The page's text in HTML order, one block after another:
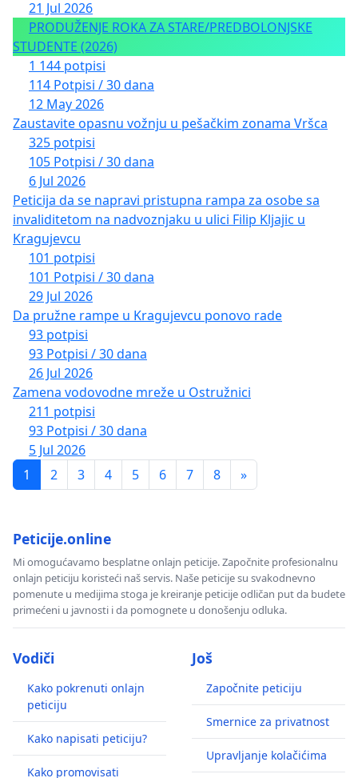
21 Jul 2026
PRODUŽENJE ROKA ZA STARE/PREDBOLONJSKE
STUDENTE (2026)
1 144 potpisi
114 Potpisi / 30 dana
12 May 2026
Zaustavite opasnu vožnju u pešačkim zonama Vršca
325 potpisi
105 Potpisi / 30 dana
6 Jul 2026
Peticija da se napravi pristupna rampa za osobe sa
invaliditetom na nadvoznjaku u ulici Filip Kljajic u
Kragujevcu
101 potpisi
101 Potpisi / 30 dana
29 Jul 2026
Da pružne rampe u Kragujevcu ponovo rade
93 potpisi
93 Potpisi / 30 dana
26 Jul 2026
Zamena vodovodne mreže u Ostružnici
211 potpisi
93 Potpisi / 30 dana
5 Jul 2026
1
2 3 4 5 6 7 8 »
Peticije.online
Mi omogućavamo besplatne onlajn peticije. Započnite profesionalnu
onlajn peticiju koristeći naš servis. Naše peticije su svakodnevno
pomenute u medijima stoga je kreiranje peticije odličan put da budete
primećeni u javnosti i da pomognete u donošenju odluka.
Vodiči
Kako pokrenuti onlajn
peticiju
Kako napisati peticiju?
Kako promovisati
Još
Započnite peticiju
Smernice za privatnost
Upravljanje kolačićima